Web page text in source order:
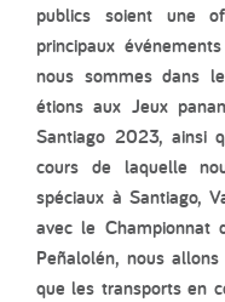
publics soient une
principaux
nous sommes dans
étions aux Jeux
Santiago 2023, ainsi
cours de laquelle
spéciaux à Santiago,
avec le Championnat
Peñalolén, nous
que les transports en